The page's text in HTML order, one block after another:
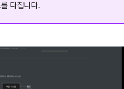
다집니다.